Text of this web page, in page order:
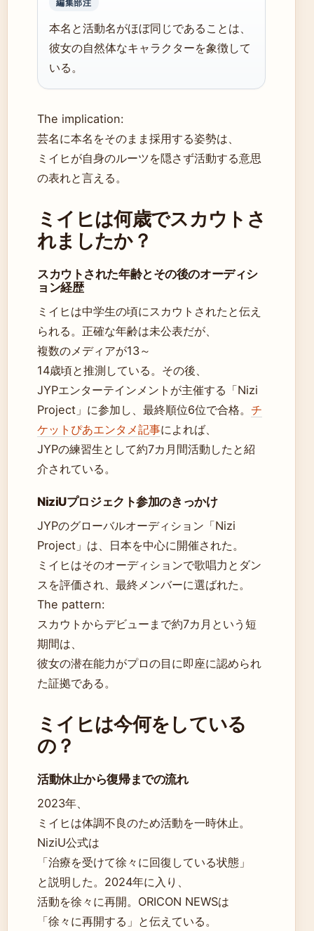
編集部注
本名と活動名がほぼ同じであることは、
彼女の自然体なキャラクターを象徴して
いる。
The implication:
芸名に本名をそのまま採用する姿勢は、
ミイヒが自身のルーツを隠さず活動する意思
の表れと言える。
ミイヒは何歳でスカウトさ
れましたか？
スカウトされた年齢とその後のオーディシ
ョン経歴
ミイヒは中学生の頃にスカウトされたと伝え
られる。正確な年齢は未公表だが、
複数のメディアが13～
14歳頃と推測している。その後、
JYPエンターテインメントが主催する「Nizi
Project」に参加し、最終順位6位で合格。 チ
ケットぴあエンタメ記事によれば、
JYPの練習生として約7カ月間活動したと紹
介されている。
NiziUプロジェクト参加のきっかけ
JYPのグローバルオーディション「Nizi
Project」は、日本を中心に開催された。
ミイヒはそのオーディションで歌唱力とダン
スを評価され、最終メンバーに選ばれた。
The pattern:
スカウトからデビューまで約7カ月という短
期間は、
彼女の潜在能力がプロの目に即座に認められ
た証拠である。
ミイヒは今何をしている
の？
活動休止から復帰までの流れ
2023年、
ミイヒは体調不良のため活動を一時休止。
NiziU公式は
「治療を受けて徐々に回復している状態」
と説明した。2024年に入り、
活動を徐々に再開。ORICON NEWSは
「徐々に再開する」と伝えている。